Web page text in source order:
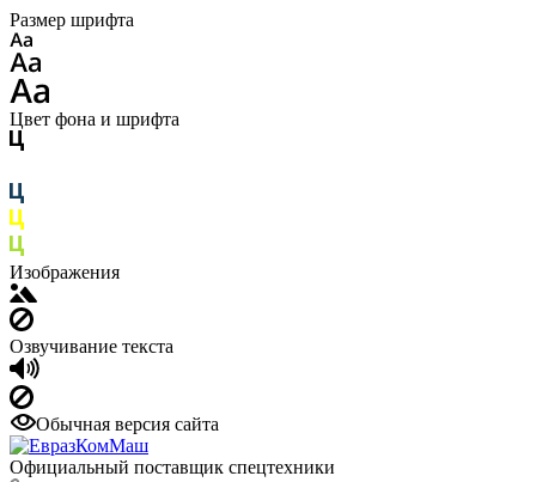
Размер шрифта
Цвет фона и шрифта
Изображения
Озвучивание текста
Обычная версия сайта
Официальный поставщик спецтехники